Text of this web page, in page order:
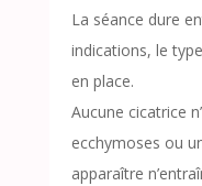
La séance dure
indications, le
en place.
Aucune cicatrice
ecchymoses ou
apparaître